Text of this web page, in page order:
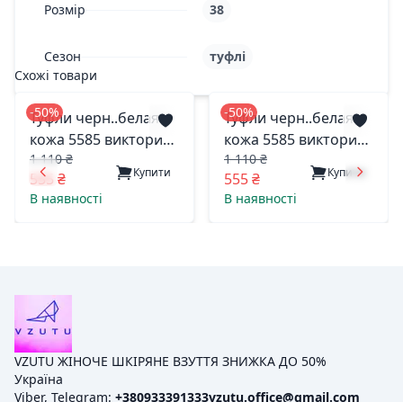
Розмір 38
Сезон
туфлі
Схожі товари
-50%
Туфли черн..белая
кожа 5585 викторио
харьков 37(р)
1 110 ₴
555 ₴ Купити
В наявності
-50%
Туфли черн..белая
кожа 5585 викторио
харьков 36(р)
1 110 ₴
555 ₴ Купити
В наявності
VZUTU ЖІНОЧЕ ШКІРЯНЕ ВЗУТТЯ ЗНИЖКА ДО 50%
Україна
Viber, Telegram: +380933391333vzutu.office@gmail.com